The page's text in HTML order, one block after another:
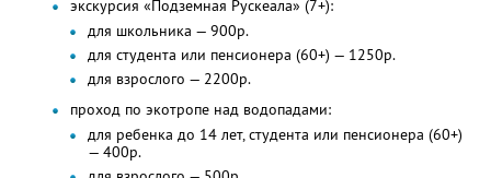
экскурсия «Подземная Рускеала» (7+):
для школьника — 900р.
для студента или пенсионера (60+) — 1250р.
для взрослого — 2200р.
проход по экотропе над водопадами:
для ребенка до 14 лет, студента или пенсионера (60+)
— 400р.